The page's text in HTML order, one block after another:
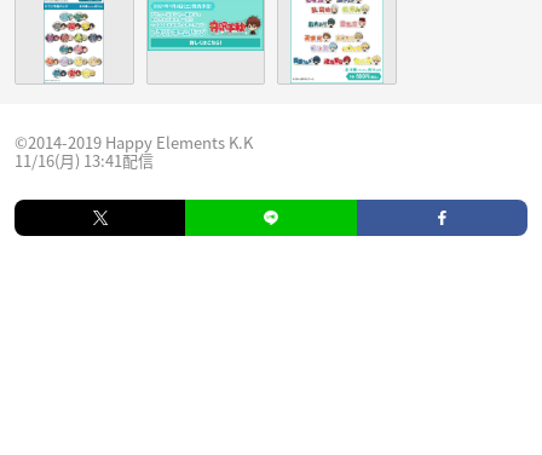
©2014-2019 Happy Elements K.K
11/16(月) 13:41配信